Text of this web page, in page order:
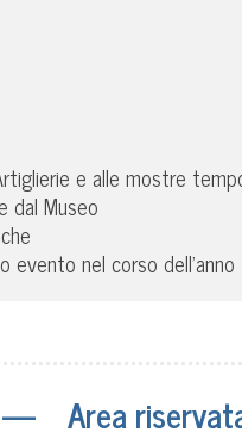
e alle mostre
dal Museo
nel corso dell’anno
— Area